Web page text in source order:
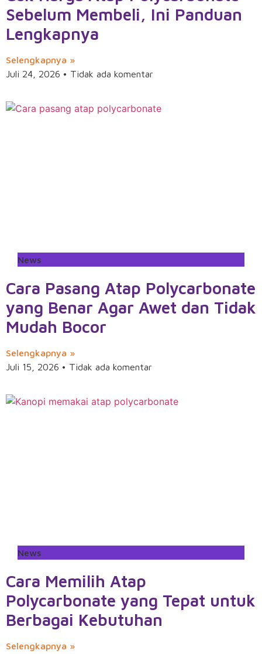
Sebelum Membeli, Ini Panduan
Lengkapnya
Selengkapnya »
Juli 24, 2026
Tidak ada komentar
News
Cara Pasang Atap Polycarbonate
yang Benar Agar Awet dan Tidak
Mudah Bocor
Selengkapnya »
Juli 15, 2026
Tidak ada komentar
News
Cara Memilih Atap
Polycarbonate yang Tepat untuk
Berbagai Kebutuhan
Selengkapnya »